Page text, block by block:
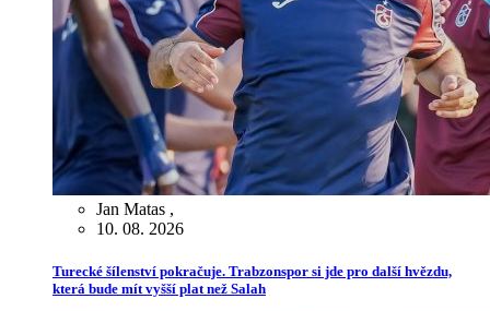
Jan Matas ,
10. 08. 2026
Turecké šílenství pokračuje. Trabzonspor si jde pro další hvězdu,
která bude mít vyšší plat než Salah